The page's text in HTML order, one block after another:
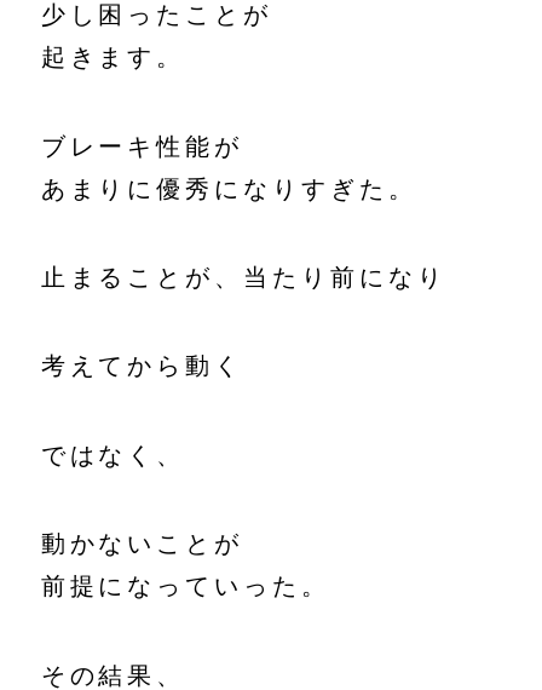
少し困ったことが
起きます。
ブレーキ性能が
あまりに優秀になりすぎた。
止まることが、当たり前になり
考えてから動く
ではなく、
動かないことが
前提になっていった。
その結果、